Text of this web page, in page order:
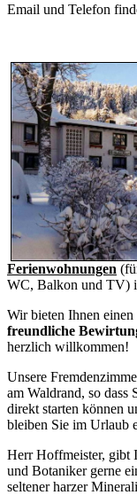
Email und Telefon
Ferienwohnungen
WC, Balkon und TV)
Wir bieten Ihnen
freundliche
herzlich willkommen!
Unsere
am Waldrand, so dass
direkt starten können
bleiben Sie im Urlaub
Herr Hoffmeister, gibt
und Botaniker gerne
seltener harzer